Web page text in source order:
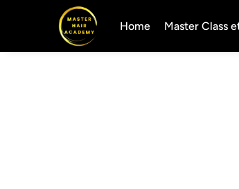
Home Master Class